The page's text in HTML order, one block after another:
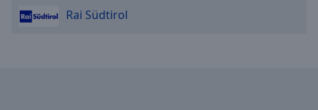
Family
Rai Südtirol